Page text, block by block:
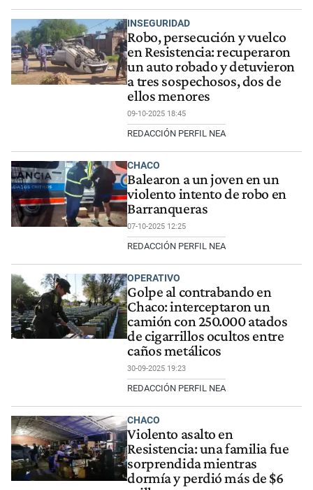
INSEGURIDAD
Robo, persecución y vuelco
en Resistencia: recuperaron
un auto robado y detuvieron
a tres sospechosos, dos de
ellos menores
09-10-2025 18:45
REDACCIÓN PERFIL NEA
CHACO
Balearon a un joven en un
violento intento de robo en
Barranqueras
07-10-2025 12:25
REDACCIÓN PERFIL NEA
OPERATIVO
Golpe al contrabando en
Chaco: interceptaron un
camión con 250.000 atados
de cigarrillos ocultos entre
caños metálicos
30-09-2025 19:23
REDACCIÓN PERFIL NEA
CHACO
Violento asalto en
Resistencia: una familia fue
sorprendida mientras
dormía y perdió más de $6